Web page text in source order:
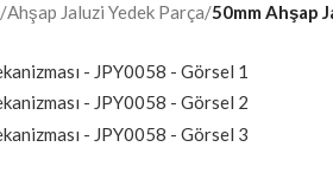
/Ahşap Jaluzi Yedek Parça/50mm Ahşap